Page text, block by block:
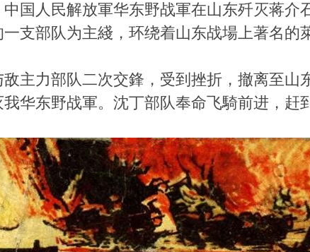
国人民解放軍华东野战軍在山东歼灭蒋介
支部队为主綫，环绕着山东战場上著名
主力部队二次交鋒，受到挫折，撤离至山
华东野战軍。沈丁部队奉命飞騎前进，